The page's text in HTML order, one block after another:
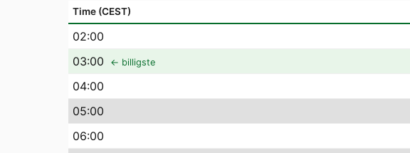
Time (CEST)
02:00
03:00 ← billigste
04:00
05:00
06:00